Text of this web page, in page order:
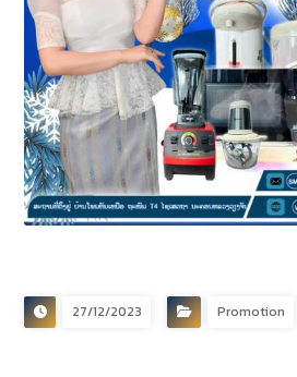
27/12/2023 Promotion